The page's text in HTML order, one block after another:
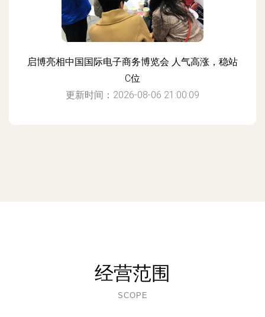
启博亮相中国国际电子商务博览会 人气高涨，稳站
C位
更新时间：2026-08-06 21:00:09
经营范围
SCOPE